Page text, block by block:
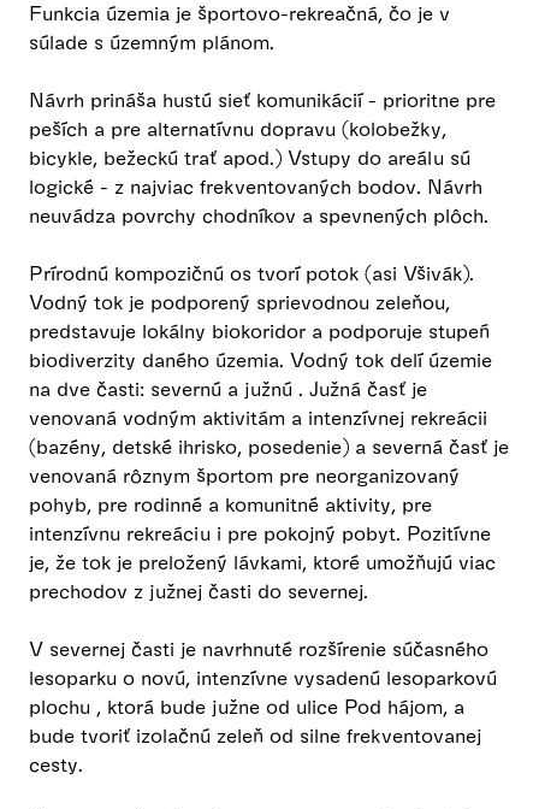
Funkcia územia je športovo-rekreačná, čo je v
súlade s územným plánom.
Návrh prináša hustú sieť komunikácií - prioritne pre
peších a pre alternatívnu dopravu (kolobežky,
bicykle, bežeckú trať apod.) Vstupy do areálu sú
logické - z najviac frekventovaných bodov. Návrh
neuvádza povrchy chodníkov a spevnených plôch.
Prírodnú kompozičnú os tvorí potok (asi Všivák).
Vodný tok je podporený sprievodnou zeleňou,
predstavuje lokálny biokoridor a podporuje stupeń
biodiverzity daného územia. Vodný tok delí územie
na dve časti: severnú a južnú . Južná časť je
venovaná vodným aktivitám a intenzívnej rekreácii
(bazény, detské ihrisko, posedenie) a severná časť je
venovaná rôznym športom pre neorganizovaný
pohyb, pre rodinné a komunitné aktivity, pre
intenzívnu rekreáciu i pre pokojný pobyt. Pozitívne
je, že tok je preložený lávkami, ktoré umožňujú viac
prechodov z južnej časti do severnej.
V severnej časti je navrhnuté rozšírenie súčasného
lesoparku o novú, intenzívne vysadenú lesoparkovú
plochu , ktorá bude južne od ulice Pod hájom, a
bude tvoriť izolačnú zeleň od silne frekventovanej
cesty.